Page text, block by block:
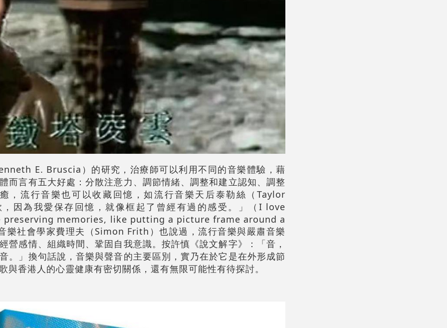
E. Bruscia）的研究，治療師可以利用不同的音樂體驗，藉
而言有五大好處：分散注意力、調節情緒、調整和建立認知、調整
，流行音樂也可以收藏回憶，如流行音樂天后泰勒絲（Taylor
因為我愛保存回憶，就像框起了曾經有過的感受。」（I love
memories, like putting a picture frame around a
社會學家費理夫（Simon Frith）也說過，流行音樂與嚴肅音樂
營感情、組織時間、鞏固自我意識。按許慎《說文解字》：「音，
。」換句話說，音樂與聲音的主要區別，實乃在於它是在外形成節
與香港人的心靈健康有密切關係，還有無限可能性有待探討。